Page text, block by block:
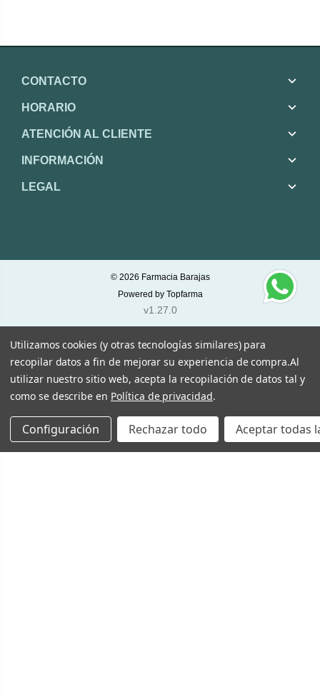
CONTACTO
HORARIO
ATENCIÓN AL CLIENTE
INFORMACIÓN
LEGAL
© 2026 Farmacia Barajas
Powered by Topfarma
v1.27.0
Utilizamos cookies (y otras tecnologías similares) para
recopilar datos a fin de mejorar su experiencia de compra.Al
utilizar nuestro sitio web, acepta la recopilación de datos tal y
como se describe en Política de privacidad.
Configuración Rechazar todo Aceptar todas